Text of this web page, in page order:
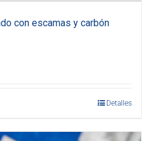
con escamas y carbón
Detalles